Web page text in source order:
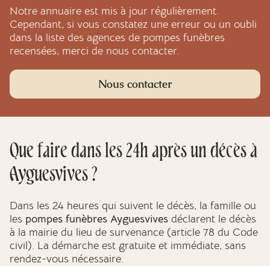
Notre annuaire est mis à jour régulièrement.
Cependant, si vous constatez une erreur ou un oubli
dans la liste des agences de pompes funèbres
recensées, merci de nous contacter.
Nous contacter
Que faire dans les 24h après un décès à
Ayguesvives ?
Dans les 24 heures qui suivent le décès, la famille ou
les pompes funèbres Ayguesvives déclarent le décès
à la mairie du lieu de survenance (article 78 du Code
civil). La démarche est gratuite et immédiate, sans
rendez-vous nécessaire.